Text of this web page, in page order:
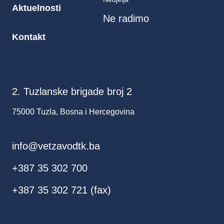
Aktuelnosti
Kontakt
Ne radimo
2. Tuzlanske brigade broj 2
75000 Tuzla, Bosna i Hercegovina
info@vetzavodtk.ba
+387 35 302 700
+387 35 302 721 (fax)